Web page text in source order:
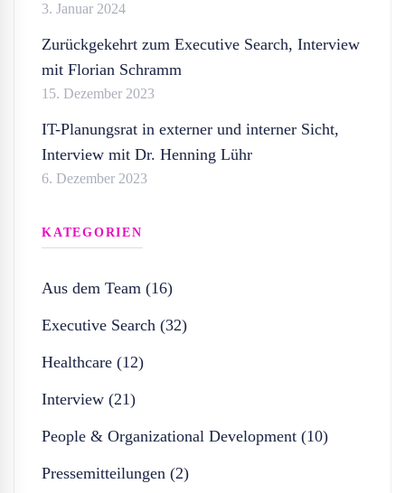
3. Januar 2024
Zurückgekehrt zum Executive Search, Interview
mit Florian Schramm
15. Dezember 2023
IT-Planungsrat in externer und interner Sicht,
Interview mit Dr. Henning Lühr
6. Dezember 2023
KATEGORIEN
Aus dem Team (16)
Executive Search (32)
Healthcare (12)
Interview (21)
People & Organizational Development (10)
Pressemitteilungen (2)